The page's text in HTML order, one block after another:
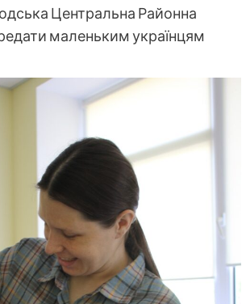
Центральна Районна
маленьким українцям